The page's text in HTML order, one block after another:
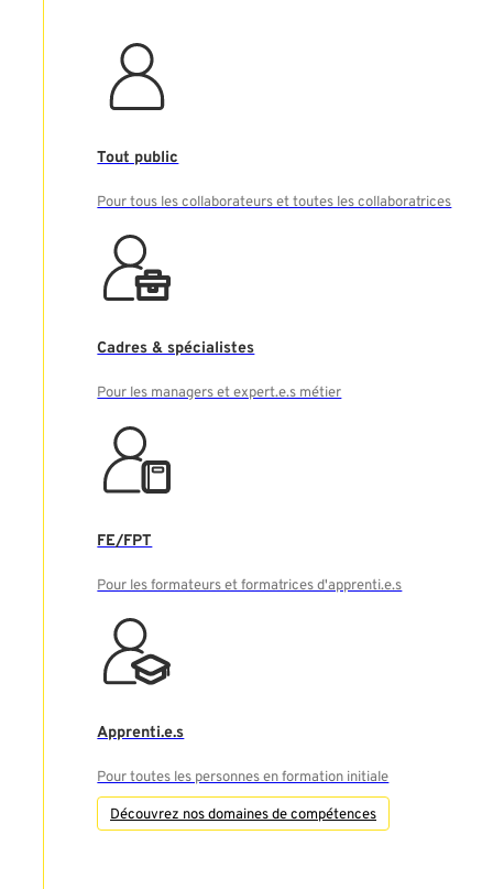
Tout public
Pour tous les collaborateurs et toutes les collaboratrices
Cadres & spécialistes
Pour les managers et expert.e.s métier
FE/FPT
Pour les formateurs et formatrices d'apprenti.e.s
Apprenti.e.s
Pour toutes les personnes en formation initiale
Découvrez nos domaines de compétences